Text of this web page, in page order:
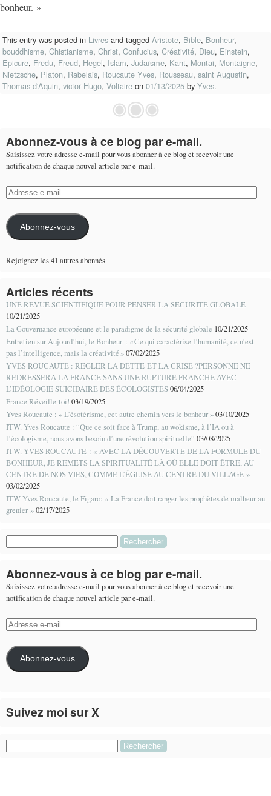
bonheur. »
This entry was posted in Livres and tagged Aristote, Bible, Bonheur,
bouddhisme, Chistianisme, Christ, Confucius, Créativité, Dieu, Einstein,
Epicure, Fredu, Freud, Hegel, Islam, Judaïsme, Kant, Montai, Montaigne,
Nietzsche, Platon, Rabelais, Roucaute Yves, Rousseau, saint Augustin,
Thomas d'Aquin, victor Hugo, Voltaire on 01/13/2025 by Yves.
Abonnez-vous à ce blog par e-mail.
Saisissez votre adresse e-mail pour vous abonner à ce blog et recevoir une
notification de chaque nouvel article par e-mail.
Adresse
mail
Abonnez-vous
Rejoignez les 41 autres abonnés
Articles récents
UNE REVUE SCIENTIFIQUE POUR PENSER LA SÉCURITÉ GLOBALE
10/21/2025
La Gouvernance européenne et le paradigme de la sécurité globale 10/21/2025
Entretien sur Aujourd’hui, le Bonheur : « Ce qui caractérise l’humanité, ce n’est
pas l’intelligence, mais la créativité »07/02/2025
YVES ROUCAUTE : REGLER LA DETTE ET LA CRISE ?PERSONNE NE
REDRESSERA LA FRANCE SANS UNE RUPTURE FRANCHE AVEC
L’IDÉOLOGIE SUICIDAIRE DES ÉCOLOGISTES06/04/2025
France Réveille-toi! 03/19/2025
Yves Roucaute : « L’ésotérisme, cet autre chemin vers le bonheur »03/10/2025
ITW. Yves Roucaute : “Que ce soit face à Trump, au wokisme, à l’IA ou à
l’écologisme, nous avons besoin d’une révolution spirituelle” 03/08/2025
ITW. YVES ROUCAUTE : « AVEC LA DÉCOUVERTE DE LA FORMULE DU
BONHEUR, JE REMETS LA SPIRITUALITÉ LÀ OÙ ELLE DOIT ÊTRE, AU
CENTRE DE NOS VIES, COMME L’ÉGLISE AU CENTRE DU VILLAGE »
03/02/2025
ITW Yves Roucaute, le Figaro: « La France doit ranger les prophètes de malheur au
grenier »02/17/2025
Abonnez-vous à ce blog par e-mail.
Saisissez votre adresse e-mail pour vous abonner à ce blog et recevoir une
notification de chaque nouvel article par e-mail.
Adresse
e-
mail
Abonnez-vous
Suivez moi sur X